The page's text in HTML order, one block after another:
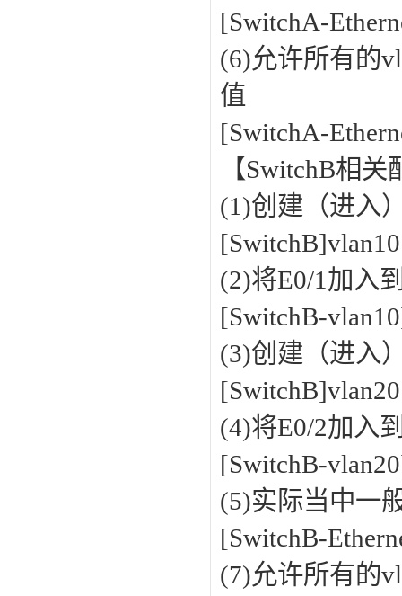
[SwitchA-
(6)允许所有的
值
[SwitchA-
【SwitchB相
(1)创建（进入
(2)将E0/1加入
[SwitchB-
(3)创建（进入
(4)将E0/2加入
[SwitchB-
(5)实际当中一
[SwitchB-
(7)允许所有的